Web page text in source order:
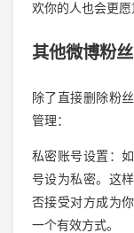
欢你的人也会更愿
其他微博粉
除了直接删除粉
管理：
私密账号设置：
号设为私密。这
否接受对方成为
一个有效方式。